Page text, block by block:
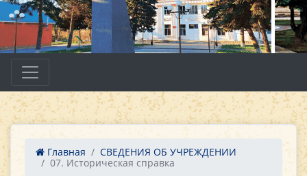
Главная
СВЕДЕНИЯ ОБ УЧРЕЖДЕНИИ
07. Историческая справка